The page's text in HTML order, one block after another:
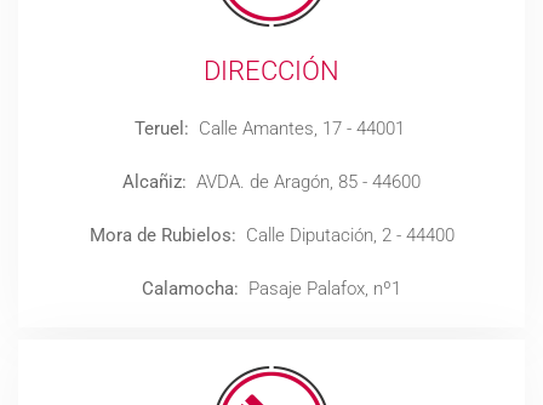
DIRECCIÓN
Teruel: Calle Amantes, 17 - 44001
Alcañiz: AVDA. de Aragón, 85 - 44600
Mora de Rubielos: Calle Diputación, 2 - 44400
Calamocha: Pasaje Palafox, nº1